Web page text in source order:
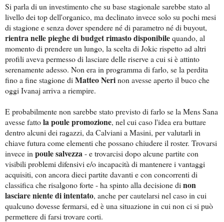
Si parla di un investimento che su base stagionale sarebbe stato al
livello dei top dell'organico, ma declinato invece solo su pochi mesi
di stagione e senza dover spendere né di parametro né di buyout,
rientra nelle pieghe di budget rimasto disponibilequando, al
momento di prendere un lungo, la scelta di Jokic rispetto ad altri
profili aveva permesso di lasciare delle riserve a cui si è attinto
serenamente adesso. Non era in programma di farlo, se la perdita
fino a fine stagione di Matteo Nerinon avesse aperto il buco che
oggi Ivanaj arriva a riempire.
E probabilmente non sarebbe stato previsto di farlo se la Mens Sana
avesse fattola poule promozione, nel cui caso l'idea era buttare
dentro alcuni dei ragazzi, da Calviani a Masini, per valutarli in
chiave futura come elementi che possano chiudere il roster. Trovarsi
invece in poule salvezza- e trovarcisi dopo alcune partite con
visibili problemi difensivi e/o incapacità di mantenere i vantaggi
acquisiti, con ancora dieci partite davanti e con concorrenti di
classifica che risalgono forte - ha spinto alla decisione di non
lasciare niente di intentato, anche per cautelarsi nel caso in cui
qualcuno dovesse fermarsi, ed è una situazione in cui non ci si può
permettere di farsi trovare corti.